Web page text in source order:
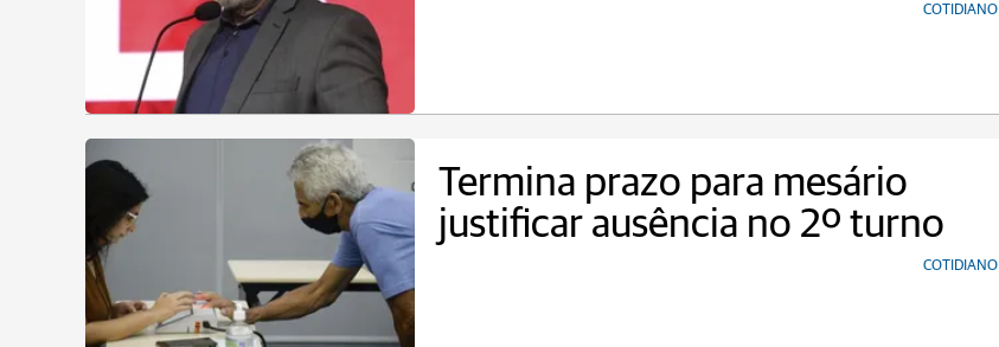
COTIDIANO
Termina prazo para mesário
justificar ausência no 2º turno
COTIDIANO